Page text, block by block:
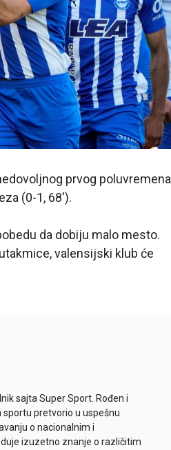
prvog poluvremena
(0-1, 68′).
da dobiju malo mesto.
valensijski klub će
sajta Super Sport. Rođen i
sportu pretvorio u uspešnu
o nacionalnim i
izuzetno znanje o različitim